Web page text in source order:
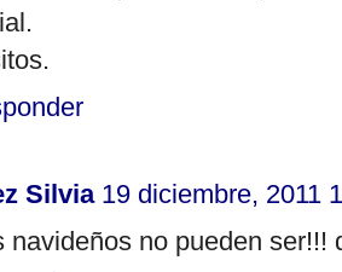
Silvia 19 diciembre, 2011
navideños no pueden ser!!!